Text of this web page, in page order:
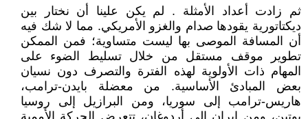
ثم زادت أعداد الأمثلة . لم يكن علينا أن نختار بين
ديكتاتورية يقودها صدام والغزو الأمريكي. مما لا شك فيه
أن المسافة الموصى بها ليست متساوية؛ فمن الممكن
تطوير موقف مستقل من خلال تسليط الضوء على
المهام ذات الأولوية لهذه الفترة والتصرف دون نسيان
بعض المبادئ الأساسية. من معضلة بايدن-ترامب،
هاريس-ترامب إلى سوريا، ومن البرازيل إلى روسيا